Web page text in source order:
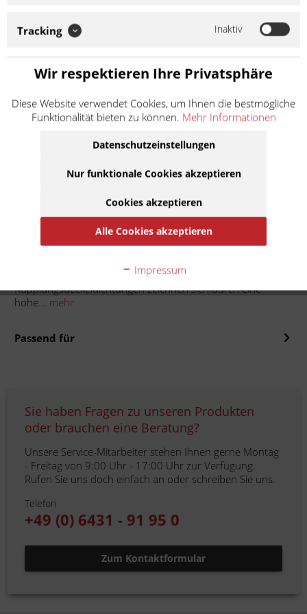
Zubehör-/Ersatzteil eines...
8,50 € *
Inhalt:1
inkl. MwSt.zzgl. Versandkosten
In denWarenkorb
Kupplungsdeckeldichtung für Honda Die
Kupplungsdeckeldichtungen zeichnen sich durch eine
hohe... mehr
Passend für
Sie haben Fragen zu unseren Produkten
oder brauchen eine Beratung?
Unsere Service-Mitarbeiter stehen Ihnen gerne Montag
- Freitag von 9:00 Uhr - 17:00 Uhr zur Verfügung.
Rufen Sie uns doch einfach an oder schreiben Sie uns.
Telefon
+49 (0) 6431 - 91 95 0
Zum Kontaktformular
Tracking Inaktiv
Wir respektieren Ihre Privatsphäre
Diese Website verwendet Cookies, um Ihnen die bestmögliche
Funktionalität bieten zu können. Mehr Informationen
Datenschutzeinstellungen
Nur funktionale Cookies akzeptieren
Cookies akzeptieren
Alle Cookies akzeptieren
Impressum